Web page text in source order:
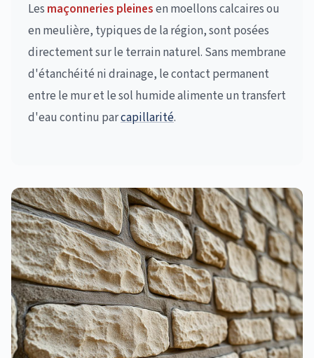
Les maçonneries pleinesen moellons calcaires ou
en meulière, typiques de la région, sont posées
directement sur le terrain naturel. Sans membrane
d'étanchéité ni drainage, le contact permanent
entre le mur et le sol humide alimente un transfert
d'eau continu parcapillarité.